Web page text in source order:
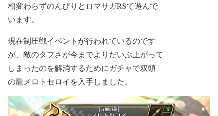
相変わらずのんびりとロマサガRSで遊んで
います。
現在制圧戦イベントが行われているのです
が、敵のタフさが今までよりだいぶ上がって
しまったのを解消するためにガチャで双頭
の龍メロトセロイを入手しました。